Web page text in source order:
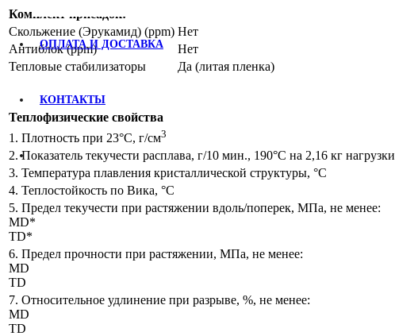
ОПЛАТА И ДОСТАВКА
КОНТАКТЫ
Комплект присадок:
Скольжение (Эрукамид) (ppm) Нет
Антиблок (ppm)
Нет
Тепловые стабилизаторы
Да (литая пленка)
Теплофизические свойства
1. Плотность при 23°С, г/см3
2. Показатель текучести расплава, г/10 мин., 190°С на 2,16 кг нагрузки
3. Температура плавления кристаллической структуры, °С
4. Теплостойкость по Вика, °С
5. Предел текучести при растяжении вдоль/поперек, МПа, не менее:
МD*
TD*
6. Предел прочности при растяжении, МПа, не менее:
МD
TD
7. Относительное удлинение при разрыве, %, не менее:
МD
TD